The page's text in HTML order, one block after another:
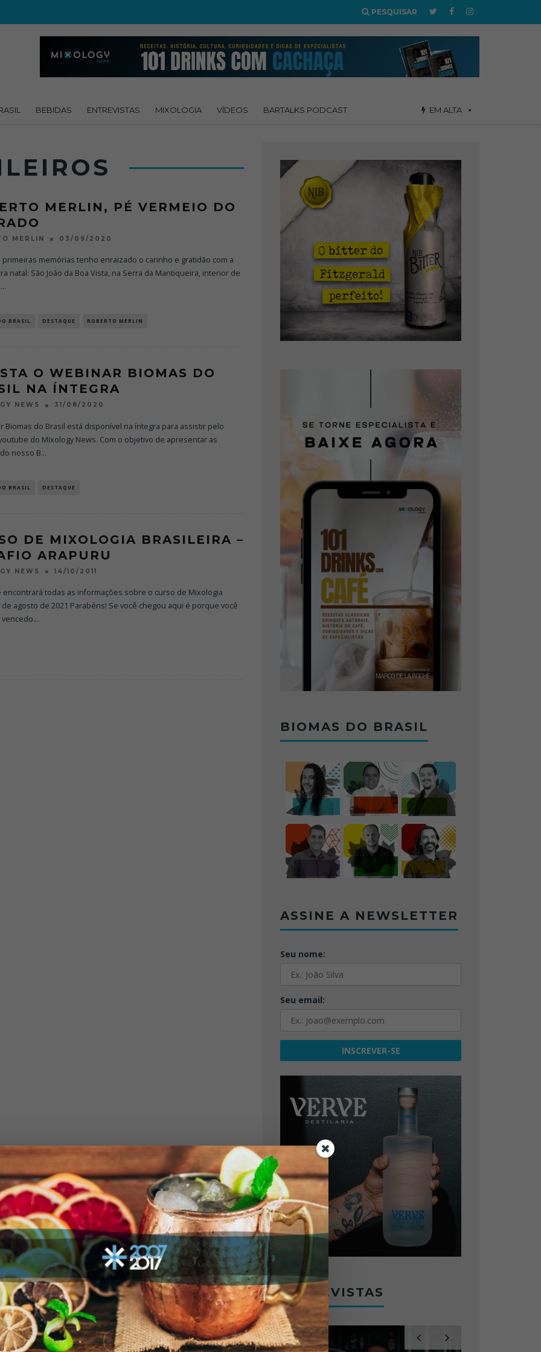
PESQUISAR
BEBIDAS ENTREVISTAS MIXOLOGIA VÍDEOS BARTALKS PODCAST EM ALTA
MERLIN, PÉ VERMEIO DO
MERLIN 03/09/2020
primeiras memórias tenho enraizado o carinho e gratidão com a
natal: São João da Boa Vista, na Serra da Mantiqueira, interior de
...
BRASIL DESTAQUE ROBERTO MERLIN
O WEBINAR BIOMAS DO
NA ÍNTEGRA
NEWS 31/08/2020
Biomas do Brasil está disponível na íntegra para assistir pelo
do Mixology News. Com o objetivo de apresentar as
nosso B...
BRASIL DESTAQUE
DE MIXOLOGIA BRASILEIRA –
ARAPURU
NEWS 14/10/2011
encontrará todas as informações sobre o curso de Mixologia
agosto de 2021 Parabéns! Se você chegou aqui é porque você
...
BIOMAS DO BRASIL
ASSINE A NEWSLETTER
Seu nome:
Seu email:
ENTREVISTAS